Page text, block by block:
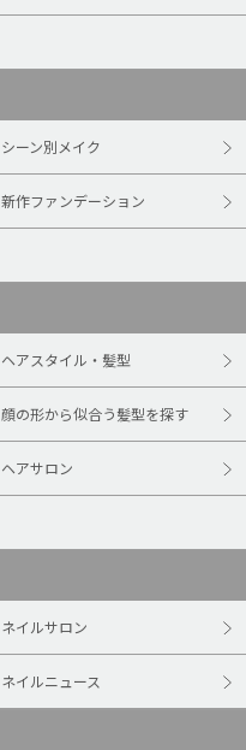
シーン別メイク
新作ファンデーション
ヘアスタイル・髪型
顔の形から似合う髪型を探す
ヘアサロン
ネイルサロン
ネイルニュース